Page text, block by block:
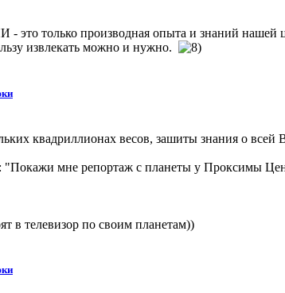
- это только производная опыта и знаний
извлекать можно и нужно.
квадриллионах весов, зашиты знания о всей
"Покажи мне репортаж с планеты у Проксимы
в телевизор по своим планетам))